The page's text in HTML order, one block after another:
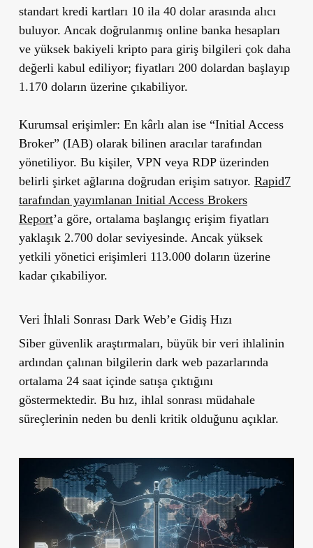
standart kredi kartları 10 ila 40 dolar arasında alıcı
buluyor. Ancak doğrulanmış online banka hesapları
ve yüksek bakiyeli kripto para giriş bilgileri çok daha
değerli kabul ediliyor; fiyatları 200 dolardan başlayıp
1.170 doların üzerine çıkabiliyor.
Kurumsal erişimler: En kârlı alan ise “Initial Access
Broker” (IAB) olarak bilinen aracılar tarafından
yönetiliyor. Bu kişiler, VPN veya RDP üzerinden
belirli şirket ağlarına doğrudan erişim satıyor. Rapid7
tarafından yayımlanan Initial Access Brokers
Report’a göre, ortalama başlangıç erişim fiyatları
yaklaşık 2.700 dolar seviyesinde. Ancak yüksek
yetkili yönetici erişimleri 113.000 doların üzerine
kadar çıkabiliyor.
Veri İhlali Sonrası Dark Web’e Gidiş Hızı
Siber güvenlik araştırmaları, büyük bir veri ihlalinin
ardından çalınan bilgilerin dark web pazarlarında
ortalama 24 saat içinde satışa çıktığını
göstermektedir. Bu hız, ihlal sonrası müdahale
süreçlerinin neden bu denli kritik olduğunu açıklar.